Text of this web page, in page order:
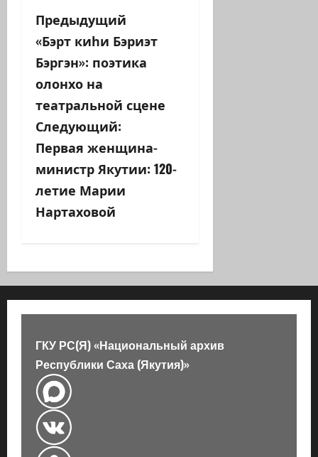
Н
а
в
и
г
а
ц
з
а
п
и
с
и
Предыдущий
«Бэрт киһи Бэриэт
Бэргэн»: поэтика
олонхо на
театральной сцене
Следующий:
Первая женщина-
министр Якутии: 120-
летие Марии
Нартаховой
ГКУ РС(Я) «Национальный архив
Республики Саха (Якутия)»